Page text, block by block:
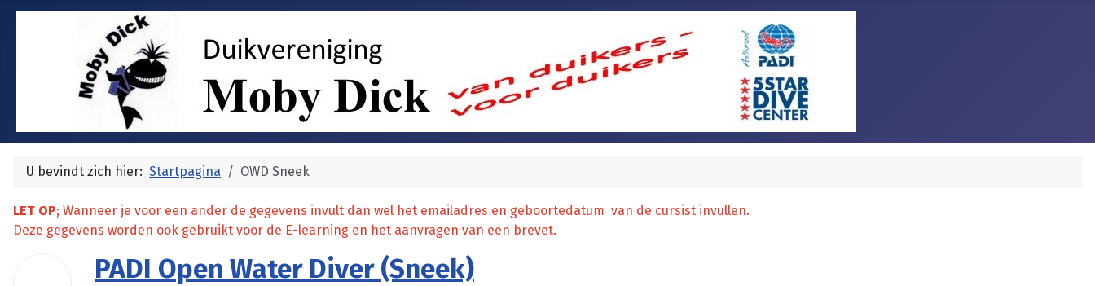
U bevindt zich hier: Startpagina OWD Sneek
LET OP; Wanneer je voor een ander de gegevens invult dan wel het emailadres en geboortedatum van de cursist invullen.
Deze gegevens worden ook gebruikt voor de E-learning en het aanvragen van een brevet.
PADI Open Water Diver (Sneek)